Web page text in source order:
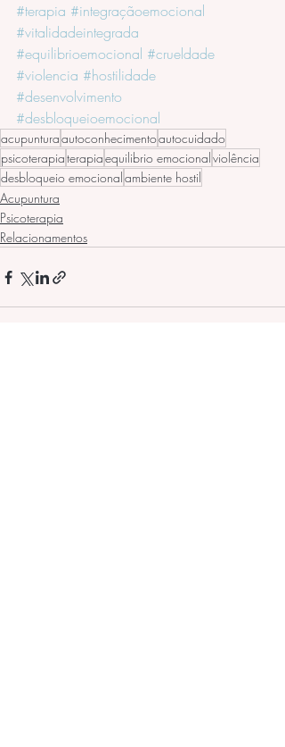
#terapia #integraçãoemocional
#vitalidadeintegrada
#equilibrioemocional #crueldade
#violencia #hostilidade
#desenvolvimento
#desbloqueioemocional
acupunturaautoconhecimentoautocuidado
psicoterapiaterapiaequilibrio emocional violência
desbloqueio emocional ambiente hostil
Acupuntura
Psicoterapia
Relacionamentos